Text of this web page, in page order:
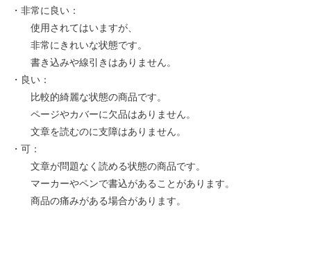
・非常に良い：
使用されてはいますが、
非常にきれいな状態です。
書き込みや線引きはありません。
・良い：
比較的綺麗な状態の商品です。
ページやカバーに欠品はありません。
文章を読むのに支障はありません。
・可：
文章が問題なく読める状態の商品です。
マーカーやペンで書込があることがあります。
商品の痛みがある場合があります。